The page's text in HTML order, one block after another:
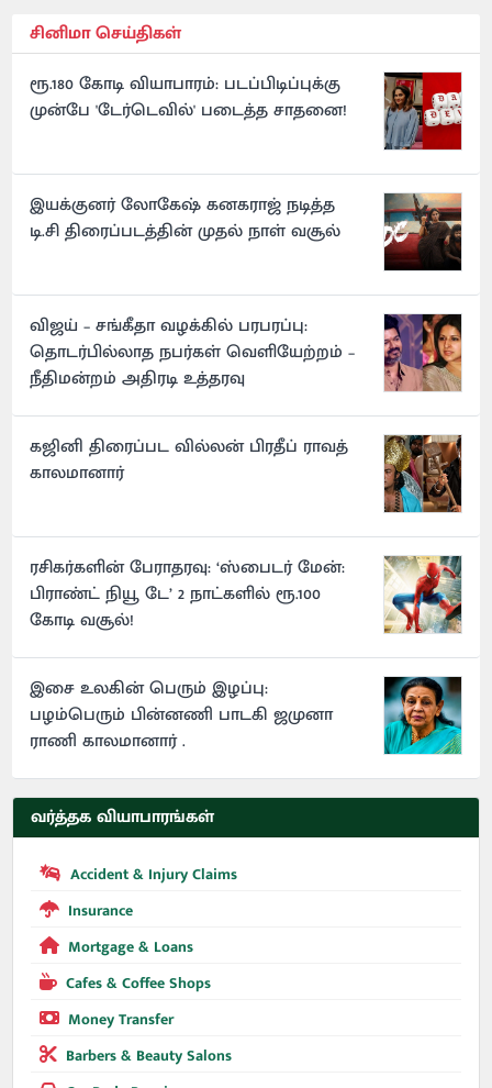
சினிமா செய்திகள்
ரூ.180 கோடி வியாபாரம்: படப்பிடிப்புக்கு
முன்பே 'டேர்டெவில்' படைத்த சாதனை!
இயக்குனர் லோகேஷ் கனகராஜ் நடித்த
டி.சி திரைப்படத்தின் முதல் நாள் வசூல்
விஜய் – சங்கீதா வழக்கில் பரபரப்பு:
தொடர்பில்லாத நபர்கள் வெளியேற்றம் –
நீதிமன்றம் அதிரடி உத்தரவு
கஜினி திரைப்பட வில்லன் பிரதீப் ராவத்
காலமானார்
ரசிகர்களின் பேராதரவு: ‘ஸ்பைடர் மேன்:
பிராண்ட் நியூ டே’ 2 நாட்களில் ரூ.100
கோடி வசூல்!
இசை உலகின் பெரும் இழப்பு:
பழம்பெரும் பின்னணி பாடகி ஜமுனா
ராணி காலமானார் .
வர்த்தக வியாபாரங்கள்
Accident & Injury Claims
Insurance
Mortgage & Loans
Cafes & Coffee Shops
Money Transfer
Barbers & Beauty Salons